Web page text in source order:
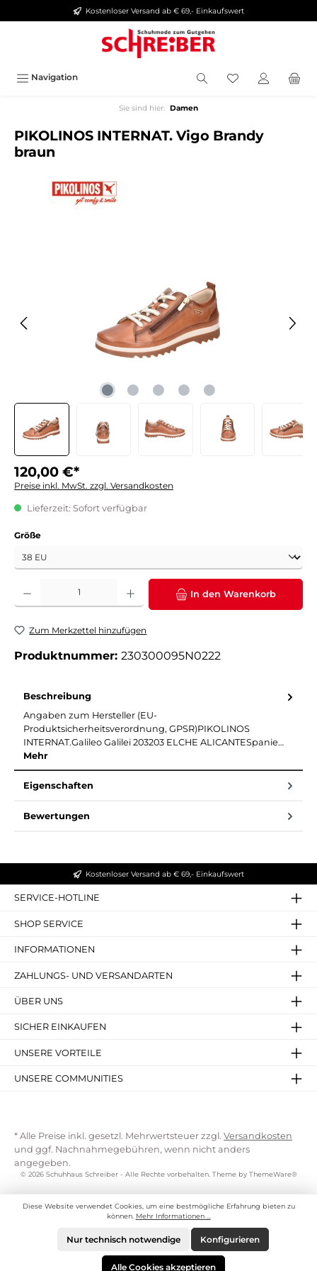
springen Kostenloser Versand ab € 69,- Einkaufswert
Navigation
Sie sind hier: Damen
PIKOLINOS INTERNAT. Vigo Brandy
braun
120,00 €*
Preise inkl. MwSt. zzgl. Versandkosten
Lieferzeit: Sofort verfügbar
Größeauswählen
Produkt Anzahl: Gib den gewünschten Wert ein oder benutze die Schaltflächen um
In den Warenkorb
Zum Merkzettel hinzufügen
Produktnummer: 230300095N0222
Beschreibung
Angaben zum Hersteller (EU-
Produktsicherheitsverordnung, GPSR)PIKOLINOS
INTERNAT.Galileo Galilei 203203 ELCHE ALICANTESpanie…
Mehr
Eigenschaften
Bewertungen
Kostenloser Versand ab € 69,- Einkaufswert
SERVICE-HOTLINE
SHOP SERVICE
INFORMATIONEN
ZAHLUNGS- UND VERSANDARTEN
ÜBER UNS
SICHER EINKAUFEN
UNSERE VORTEILE
UNSERE COMMUNITIES
* Alle Preise inkl. gesetzl. Mehrwertsteuer zzgl. Versandkosten
und ggf. Nachnahmegebühren, wenn nicht anders
angegeben.
© 2026 Schuhhaus Schreiber - Alle Rechte vorbehalten. Theme by ThemeWare®
Diese Website verwendet Cookies, um eine bestmögliche Erfahrung bieten zu
können. Mehr Informationen ...
Nur technisch notwendige Konfigurieren
Alle Cookies akzeptieren